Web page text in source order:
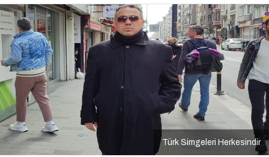
Türk Simgeleri Herkesindir